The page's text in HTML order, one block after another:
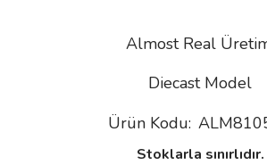
Almost Real
Diecast Model
Ürün Kodu:
Stoklarla sınırlıdır.